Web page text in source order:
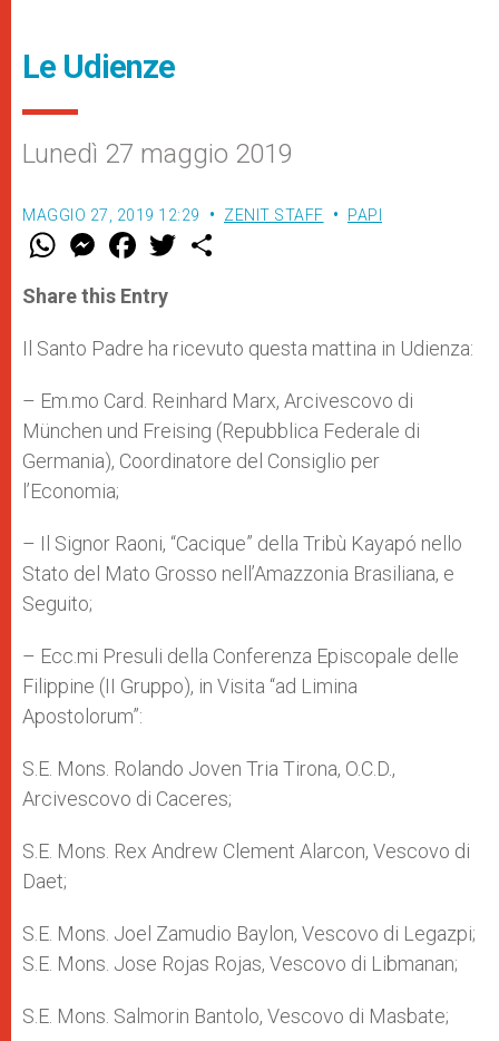
Le Udienze
Lunedì 27 maggio 2019
MAGGIO 27, 2019 12:29 ZENIT STAFF PAPI
W
t
s
p
p
M
e
s
e
g
e
F
a
e
b
o
k
w
r
Share this Entry
Il Santo Padre ha ricevuto questa mattina in Udienza:
– Em.mo Card. Reinhard Marx, Arcivescovo di
München und Freising (Repubblica Federale di
Germania), Coordinatore del Consiglio per
l’Economia;
– Il Signor Raoni, “Cacique” della Tribù Kayapó nello
Stato del Mato Grosso nell’Amazzonia Brasiliana, e
Seguito;
– Ecc.mi Presuli della Conferenza Episcopale delle
Filippine (II Gruppo), in Visita “ad Limina
Apostolorum”:
S.E. Mons. Rolando Joven Tria Tirona, O.C.D.,
Arcivescovo di Caceres;
S.E. Mons. Rex Andrew Clement Alarcon, Vescovo di
Daet;
S.E. Mons. Joel Zamudio Baylon, Vescovo di Legazpi;
S.E. Mons. Jose Rojas Rojas, Vescovo di Libmanan;
S.E. Mons. Salmorin Bantolo, Vescovo di Masbate;